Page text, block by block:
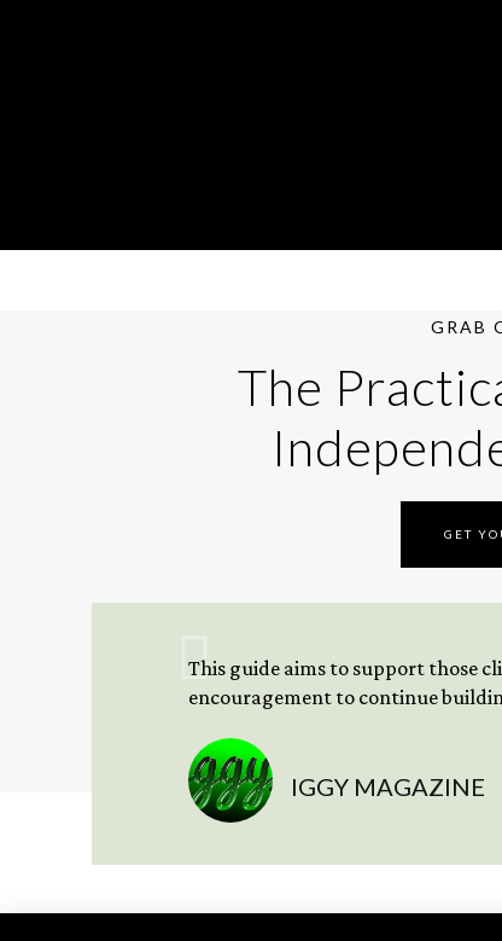
GRAB
The
GET
This guide aims to support those
encouragement to continue
IGGY MAGAZINE